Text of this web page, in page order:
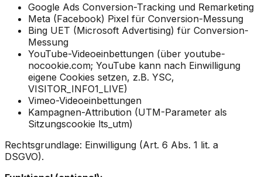
Google Ads Conversion-Tracking und Remarketing
Meta (Facebook) Pixel für Conversion-Messung
Bing UET (Microsoft Advertising) für Conversion-
Messung
YouTube-Videoeinbettungen (über youtube-
nocookie.com; YouTube kann nach Einwilligung
eigene Cookies setzen, z.B. YSC,
VISITOR_INFO1_LIVE)
Vimeo-Videoeinbettungen
Kampagnen-Attribution (UTM-Parameter als
Sitzungscookie lts_utm)
Rechtsgrundlage: Einwilligung (Art. 6 Abs. 1 lit. a
DSGVO).